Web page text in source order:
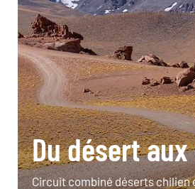
Du désert
Circuit combiné déserts chilien